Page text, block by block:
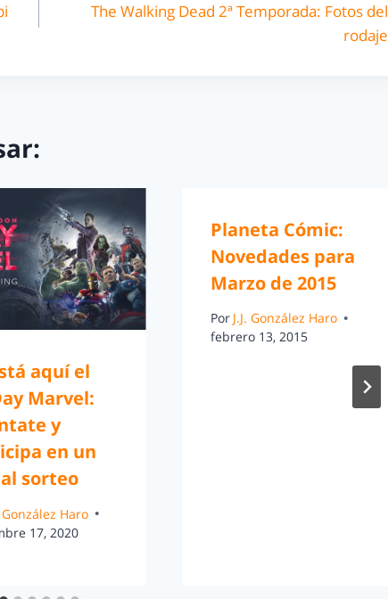
The Walking Dead 2ª Temporada: Fotos del
rodaje
aquí el
Marvel:
y
en un
sorteo
González Haro
17, 2020
Planeta Cómic:
Novedades para
Marzo de 2015
Por J.J. González Haro
febrero 13, 2015